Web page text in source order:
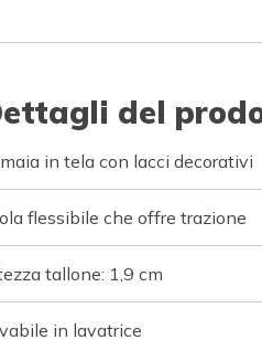
del
in tela con lacci decorativi
flessibile che offre trazione
tallone: 1,9 cm
in lavatrice